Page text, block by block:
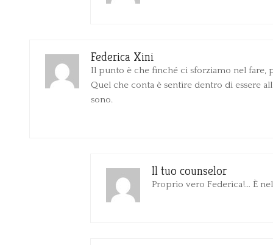
Federica Xini
Il punto è che finché ci sforziamo nel fare,
Quel che conta è sentire dentro di essere
sono.
Il tuo counselor
Proprio vero Federica!… È